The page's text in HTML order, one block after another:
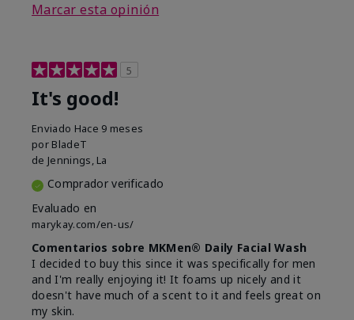
Marcar esta opinión
5
It's good!
Enviado Hace 9 meses
por BladeT
de Jennings, La
Comprador verificado
Evaluado en
marykay.com/en-us/
Comentarios sobre MKMen® Daily Facial Wash
I decided to buy this since it was specifically for men
and I'm really enjoying it! It foams up nicely and it
doesn't have much of a scent to it and feels great on
my skin.